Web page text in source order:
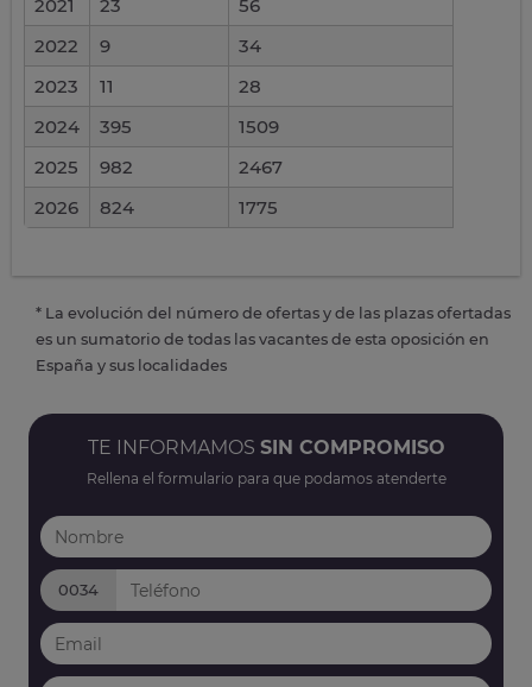
2021
23
56
2022
9
34
2023
11
28
2024
395
1509
2025
982
2467
2026
824 1775
* La evolución del número de ofertas y de las plazas ofertadas
es un sumatorio de todas las vacantes de esta oposición en
España y sus localidades
TE INFORMAMOS SIN COMPROMISO
Rellena el formulario para que podamos atenderte
0034